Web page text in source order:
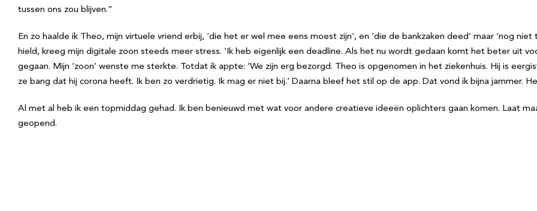
tussen ons zou blijven.”
En zo haalde ik Theo, mijn virtuele vriend erbij, ‘die het er wel mee eens moest zijn’, en ‘die de bankzaken deed’ maar ‘nog
hield, kreeg mijn digitale zoon steeds meer stress. ‘Ik heb eigenlijk een deadline. Als het nu wordt gedaan komt het beter uit
gegaan. Mijn ‘zoon’ wenste me sterkte. Totdat ik appte: ‘We zijn erg bezorgd. Theo is opgenomen in het ziekenhuis. Hij is
ze bang dat hij corona heeft. Ik ben zo verdrietig. Ik mag er niet bij.’ Daarna bleef het stil op de app. Dat vond ik bijna jammer.
Al met al heb ik een topmiddag gehad. Ik ben benieuwd met wat voor andere creatieve ideeën oplichters gaan komen. Laat
geopend.